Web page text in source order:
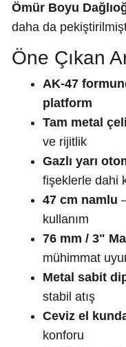
Ömür Boyu
daha da
Öne Çıkan
AK-47
platform
Tam metal
ve rijitlik
Gazlı yarı
fişeklerle dahi
47 cm namlu
kullanım
76 mm / 3"
mühimmat
Metal sabit
stabil atış
Ceviz el
konforu